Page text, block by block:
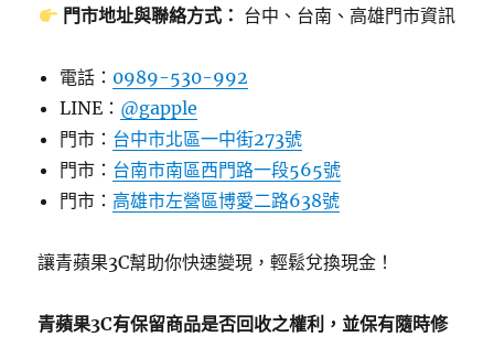
門市地址與聯絡方式： 台中、台南、高雄門市資訊
電話： 0989-530-992
LINE： @gapple
門市： 台中市北區一中街273號
門市： 台南市南區西門路一段565號
門市： 高雄市左營區博愛二路638號
讓青蘋果3C幫助你快速變現，輕鬆兌換現金！
青蘋果3C有保留商品是否回收之權利，並保有隨時修